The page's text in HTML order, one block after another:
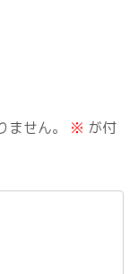
せん。 ※ が付